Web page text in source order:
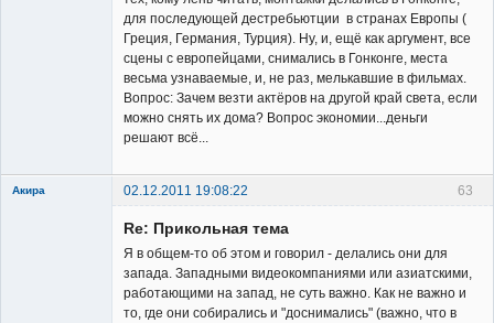
для последующей дестребьютции в странах Европы (
Греция, Германия, Турция). Ну, и, ещё как аргумент, все
сцены с европейцами, снимались в Гонконге, места
весьма узнаваемые, и, не раз, мелькавшие в фильмах.
Вопрос: Зачем везти актёров на другой край света, если
можно снять их дома? Вопрос экономии...деньги
решают всё...
63
Акира 02.12.2011 19:08:22
Re: Прикольная тема
Я в общем-то об этом и говорил - делались они для
запада. Западными видеокомпаниями или азиатскими,
работающими на запад, не суть важно. Как не важно и
то, где они собирались и "доснимались" (важно, что в